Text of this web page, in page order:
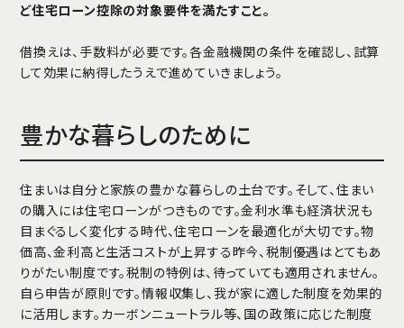
ど住宅ローン控除の対象要件を満たすこと。
借換えは、手数料が必要です。各金融機関の条件を確認し、試算
して効果に納得したうえで進めていきましょう。
豊かな暮らしのために
住まいは自分と家族の豊かな暮らしの土台です。そして、住まい
の購入には住宅ローンがつきものです。金利水準も経済状況も
目まぐるしく変化する時代、住宅ローンを最適化が大切です。物
価高、金利高と生活コストが上昇する昨今、税制優遇はとてもあ
りがたい制度です。税制の特例は、待っていても適用されません。
自ら申告が原則です。情報収集し、我が家に適した制度を効果的
に活用します。カーボンニュートラル等、国の政策に応じた制度